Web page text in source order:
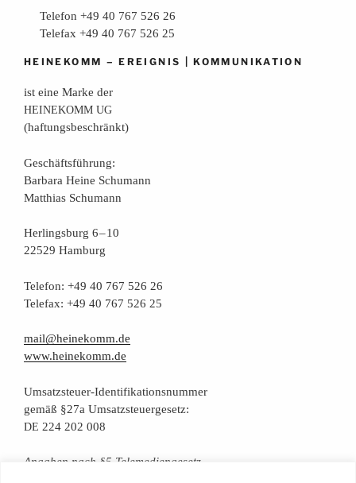
Telefon +49 40 767 526 26
Telefax +49 40 767 526 25
HEINEKOMM –EREIGNIS |KOMMUNIKATION
ist eine Mar­ke der
HEINEKOMM UG
(haf­tungs­be­schränkt)
Geschäfts­füh­rung:
Bar­ba­ra Hei­ne Schumann
Mat­thi­as Schumann
Her­lings­burg 6 – 10
22529 Hamburg
Tele­fon: +49 40 767 526 26
Tele­fax: +49 40 767 526 25
mail@heinekomm.de
www.heinekomm.de
Umsatz­steu­er-Iden­ti­fi­ka­ti­ons­num­mer
gemäß §27a Umsatzsteuergesetz:
DE 224 202 008
Anga­ben nach §5 Telemediengesetz